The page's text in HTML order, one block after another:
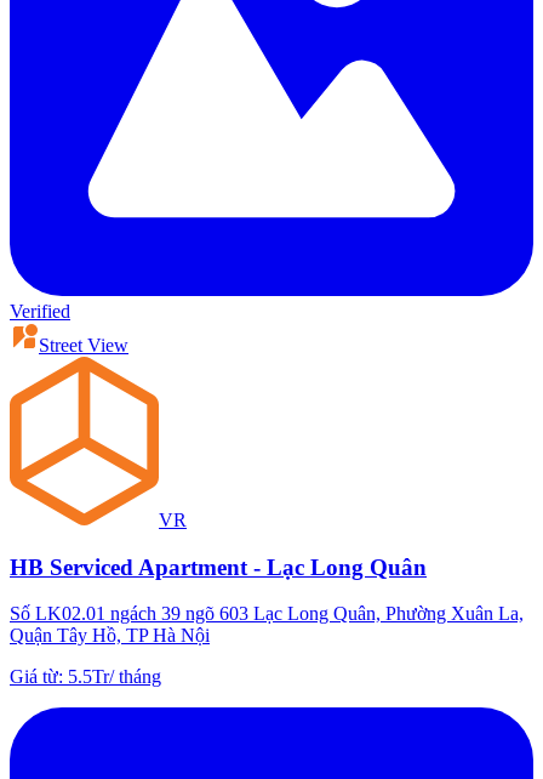
Verified
Street View
VR
HB Serviced Apartment - Lạc Long Quân
Số LK02.01 ngách 39 ngõ 603 Lạc Long Quân, Phường Xuân La,
Quận Tây Hồ, TP Hà Nội
Giá từ: 5.5Tr/tháng